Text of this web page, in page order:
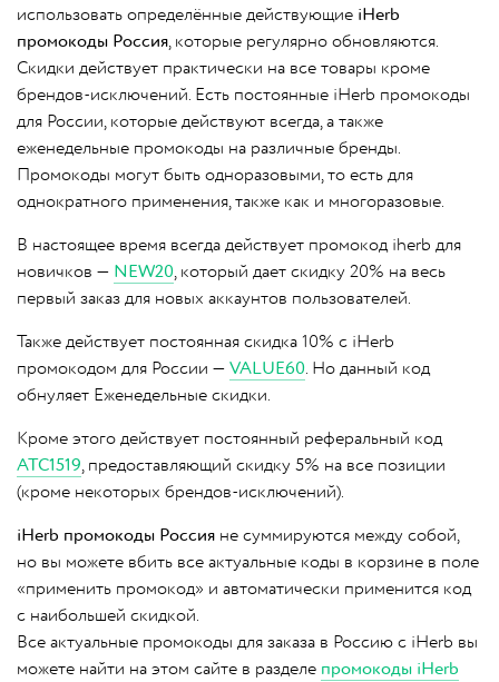
использовать определённые действующие iHerb
промокоды Россия, которые регулярно обновляются.
Скидки действует практически на все товары кроме
брендов-исключений. Есть постоянные iHerb промокоды
для России, которые действуют всегда, а также
еженедельные промокоды на различные бренды.
Промокоды могут быть одноразовыми, то есть для
однократного применения, также как и многоразовые.
В настоящее время всегда действует промокод iherb для
новичков — NEW20, который дает скидку 20% на весь
первый заказ для новых аккаунтов пользователей.
Также действует постоянная скидка 10% с iHerb
промокодом для России — VALUE60. Но данный код
обнуляет Еженедельные скидки.
Кроме этого действует постоянный реферальный код
ATC1519, предоставляющий скидку 5% на все позиции
(кроме некоторых брендов-исключений).
iHerb промокоды Россия не суммируются между собой,
но вы можете вбить все актуальные коды в корзине в поле
«применить промокод» и автоматически применится код
с наибольшей скидкой.
Все актуальные промокоды для заказа в Россию с iHerb вы
можете найти на этом сайте в разделе промокоды iHerb